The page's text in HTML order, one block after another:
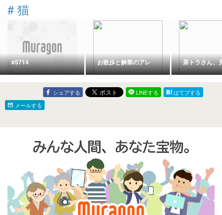
# 猫
#5714 お散歩と解禁のアレ 茶トラさん、
シェアする LINEする
はてブする
メールする